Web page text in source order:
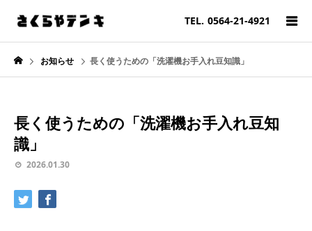
TEL. 0564-21-4921
お知らせ 長く使うための「洗濯機お手入れ豆知識」
長く使うための「洗濯機お手入れ豆知
識」
2026.01.30